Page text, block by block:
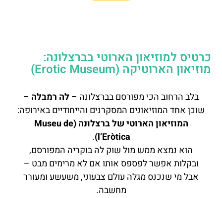
כרטיס למוזיאון הארוטי בברצלונה:
מוזיאון הארוטיקה (Erotic Museum)
בלב הרחוב הכי מפורסם בברצלונה –לה רמבלה –
שוכן אחד המוזיאונים המסקרנים והייחודיים באירופה:
המוזיאון הארוטי של ברצלונה (Museu de
l’Eròtica)
.
הוא נמצא ממש מול שוק לה בוקריה המפורסם,
ובקלות אפשר לפספס אותו אם לא מרימים מבט –
אבל מי שנכנס מגלה עולם צבעוני, משעשע ומעורר
מחשבה.